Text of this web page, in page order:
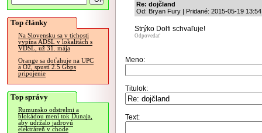
Top články
Na Slovensku sa v tichosti
vypína ADSL v lokalitách s
VDSL, už 31. mája
Orange sa doťahuje na UPC
a O2, spustí 2.5 Gbps
pripojenie
Top správy
Rumunsko odstrelmi a
blokádou mení tok Dunaja,
aby udržalo jadrovú
elektráreň v chode
Re: dojčland
Od: Bryan Fury | Pridané: 2015-05-19
Strýko Dolfi schvaľuje!
Odpovedať
Meno:
Titulok:
Text: